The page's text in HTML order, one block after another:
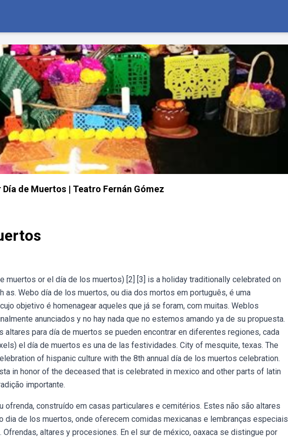
de Muertos | Teatro Fernán Gómez
muertos or el día de los muertos) [2] [3] is a holiday traditionally celebrated on
as. Webo día de los muertos, ou dia dos mortos em português, é uma
objetivo é homenagear aqueles que já se foram, com muitas. Weblos
anunciados y no hay nada que no estemos amando ya de su propuesta.
altares para día de muertos se pueden encontrar en diferentes regiones, cada
el día de muertos es una de las festividades. City of mesquite, texas. The
of hispanic culture with the 8th annual día de los muertos celebration.
in honor of the deceased that is celebrated in mexico and other parts of latin
importante.
ofrenda, construído em casas particulares e cemitérios. Estes não são altares
dia de los muertos, onde oferecem comidas mexicanas e lembranças especiais
altares y procesiones. En el sur de méxico, oaxaca se distingue por